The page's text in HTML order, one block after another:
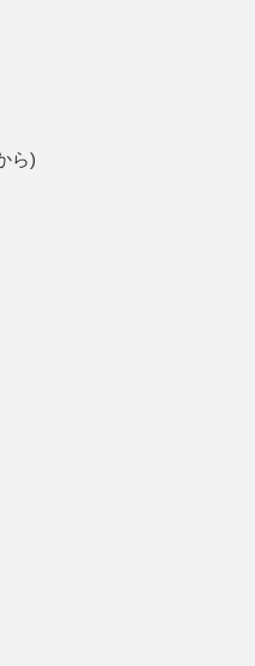
ら)
ャンペーン】バイ・シズオ